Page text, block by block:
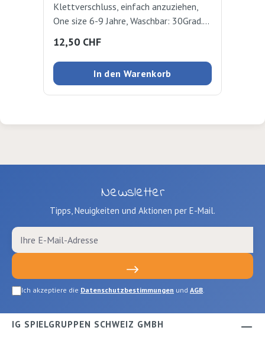
Klettverschluss, einfach anzuziehen,
One size 6-9 Jahre, Waschbar: 30Grad.
praktischem Tragbeutel one size
Regulärer Preis:
12,50 CHF
In den Warenkorb
Newsletter
Tipps, Neuigkeiten und Aktionen per E-Mail.
Ich akzeptiere die Datenschutzbestimmungen und AGB.
IG SPIELGRUPPEN SCHWEIZ GMBH